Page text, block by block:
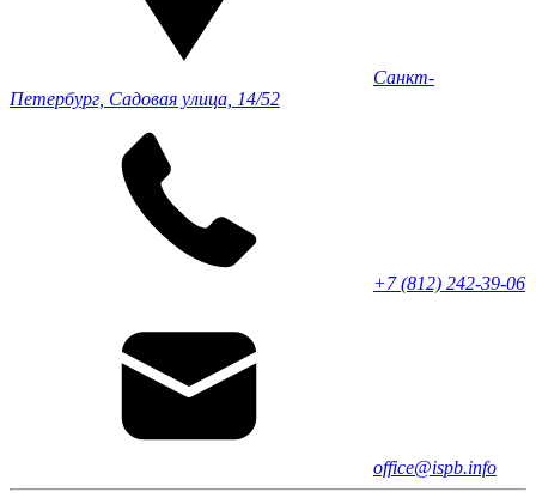
Санкт-
Петербург, Садовая улица, 14/52
+7 (812) 242-39-06
office@ispb.info